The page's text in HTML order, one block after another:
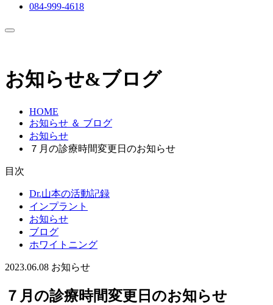
084-999-4618
お知らせ&ブログ
HOME
お知らせ ＆ ブログ
お知らせ
７月の診療時間変更日のお知らせ
目次
Dr.山本の活動記録
インプラント
お知らせ
ブログ
ホワイトニング
2023.06.08 お知らせ
７月の診療時間変更日のお知らせ